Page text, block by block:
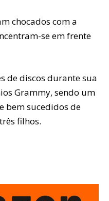
chocados com a
se em frente
de discos durante sua
Grammy, sendo um
bem sucedidos de
filhos.